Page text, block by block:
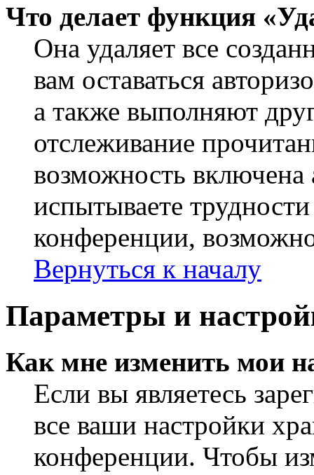
Что делает функция
Она удаляет все
вам оставаться
а также выполняют
отслеживание
возможность
испытываете
конференции,
Вернуться к началу
Параметры и
Как мне изменить мои
Если вы являетесь
все ваши настройки
конференции. Чтобы